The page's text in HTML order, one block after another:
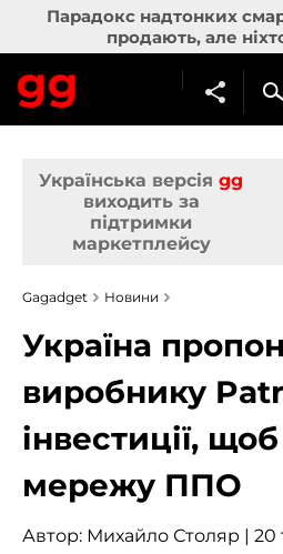
Парадокс надтонких
продають, але
Українська версія gg
виходить за
підтримки
маркетплейсу
Gagadget Новини
Україна
виробнику
інвестиції,
мережу ППО
Автор: Михайло Столяр | 20